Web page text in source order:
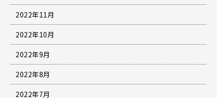
2022年11月
2022年10月
2022年9月
2022年8月
2022年7月